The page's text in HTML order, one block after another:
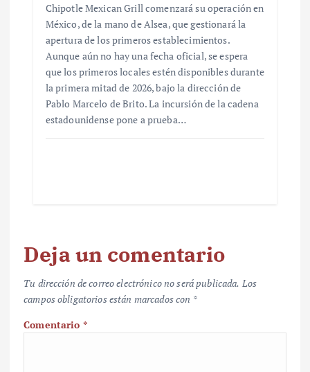
Chipotle Mexican Grill comenzará su operación en
México, de la mano de Alsea, que gestionará la
apertura de los primeros establecimientos.
Aunque aún no hay una fecha oficial, se espera
que los primeros locales estén disponibles durante
la primera mitad de 2026, bajo la dirección de
Pablo Marcelo de Brito. La incursión de la cadena
estadounidense pone a prueba…
Deja un comentario
Tu dirección de correo electrónico no será publicada. Los
campos obligatorios están marcados con *
Comentario *